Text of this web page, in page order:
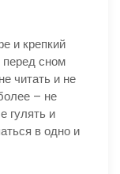
и крепкий
перед сном
читать и не
– не
гулять и
в одно и